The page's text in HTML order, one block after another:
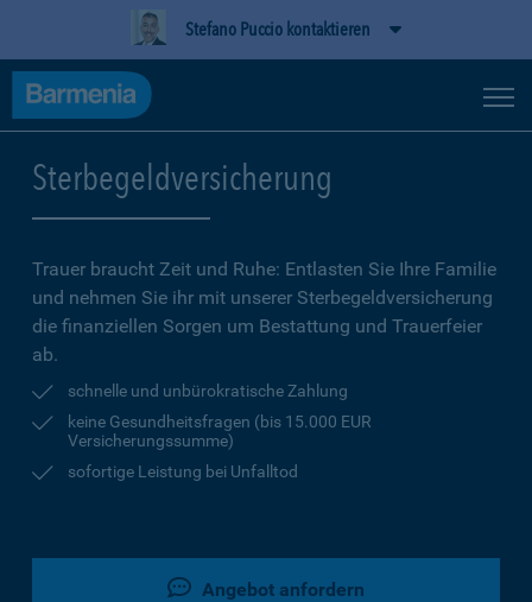
Stefano Puccio kontaktieren
Sterbegeldversicherung
Trauer braucht Zeit und Ruhe: Entlasten Sie Ihre Familie
und nehmen Sie ihr mit unserer Sterbegeldversicherung
die finanziellen Sorgen um Bestattung und Trauerfeier
ab.
schnelle und unbürokratische Zahlung
keine Gesundheitsfragen (bis 15.000 EUR
Versicherungssumme)
sofortige Leistung bei Unfalltod
Angebot anfordern